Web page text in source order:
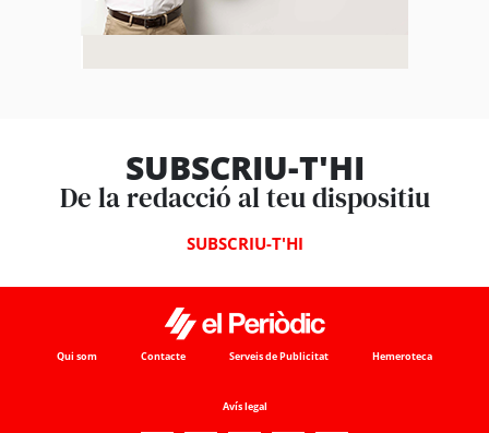
SUBSCRIU-T'HI
De la redacció al teu dispositiu
SUBSCRIU-T'HI
Qui som Contacte Serveis de Publicitat Hemeroteca
Avís legal